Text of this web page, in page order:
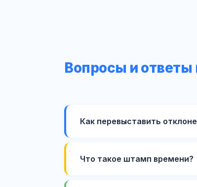
Вопросы и ответы
Как перевыставить
Что такое штамп времени?